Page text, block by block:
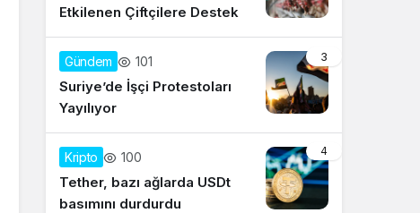
Etkilenen Çiftçilere Destek
3
Gündem 101
Suriye’de İşçi Protestoları
Yayılıyor
4
Kripto 100
Tether, bazı ağlarda USDt
basımını durdurdu